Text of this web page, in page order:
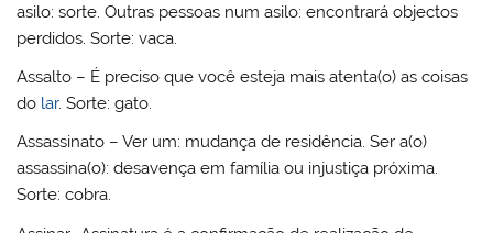
asilo: sorte. Outras pessoas num asilo: encontrará objectos
perdidos. Sorte: vaca.
Assalto – É preciso que você esteja mais atenta(o) as coisas
do lar. Sorte: gato.
Assassinato – Ver um: mudança de residência. Ser a(o)
assassina(o): desavença em família ou injustiça próxima.
Sorte: cobra.